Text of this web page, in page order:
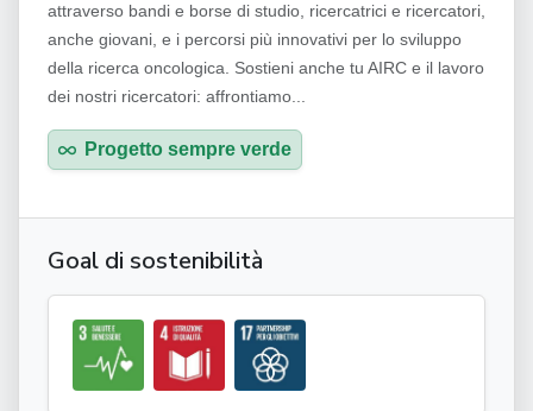
attraverso bandi e borse di studio, ricercatrici e ricercatori,
anche giovani, e i percorsi più innovativi per lo sviluppo
della ricerca oncologica. Sostieni anche tu AIRC e il lavoro
dei nostri ricercatori: affrontiamo...
Progetto sempre verde
Goal di sostenibilità